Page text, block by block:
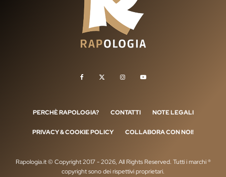
PERCHÈ RAPOLOGIA? CONTATTI NOTE LEGALI
PRIVACY & COOKIE POLICY COLLABORA CON NOI!
Rapologia.it © Copyright 2017 - 2026, All Rights Reserved. Tutti i marchi ®
copyright sono dei rispettivi proprietari.